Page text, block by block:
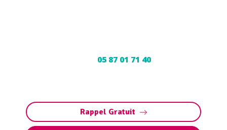
05 87 01 71 40
Rappel Gratuit